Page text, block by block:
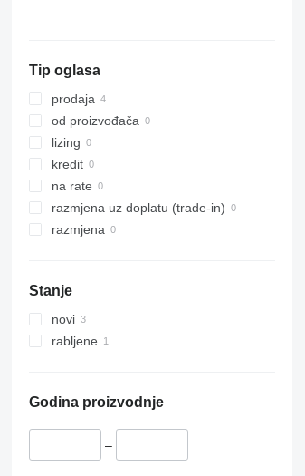
Tip oglasa
prodaja
od proizvođača
lizing
kredit
na rate
razmjena uz doplatu (trade-in)
razmjena
Stanje
novi
rabljene
Godina proizvodnje
–